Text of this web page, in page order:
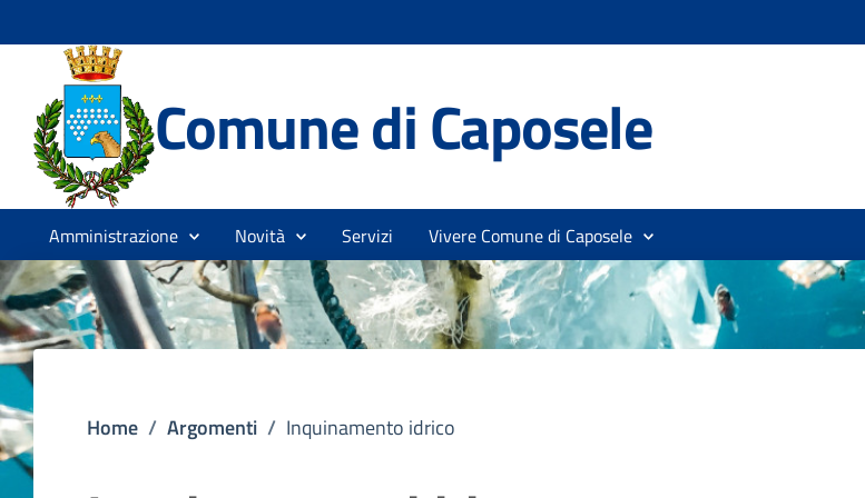
Comune di Caposele
Amministrazione Novità Servizi Vivere Comune di Caposele
Home / Argomenti / Inquinamento idrico